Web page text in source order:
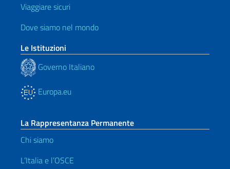
Viaggiare sicuri
Dove siamo nel mondo
Le Istituzioni
Governo Italiano
Europa.eu
La Rappresentanza Permanente
Chi siamo
L’Italia e l’OSCE